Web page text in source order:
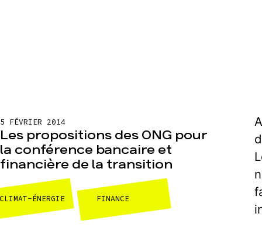
5 FÉVRIER 2014
Les propositions des ONG pour
la conférence bancaire et
financière de la transition
ÉNERGIE FINANCE